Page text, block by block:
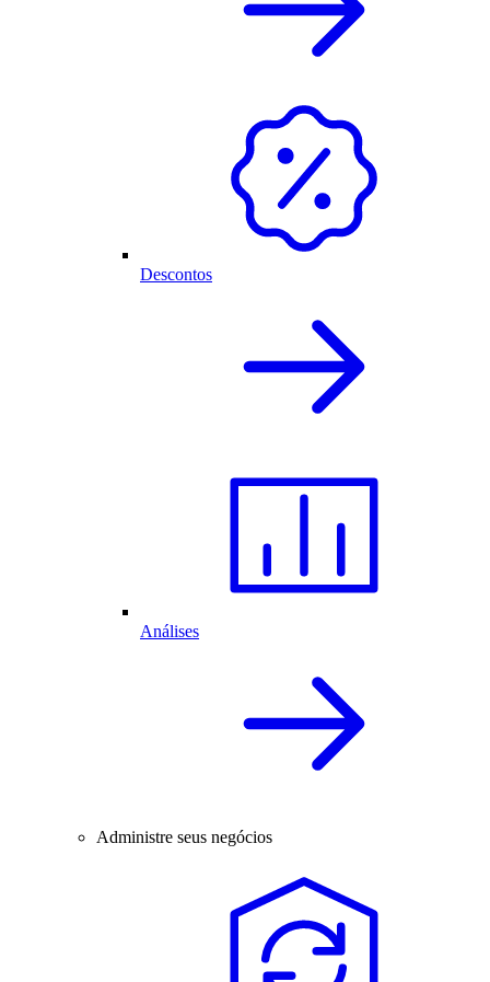
Descontos
Análises
Administre seus negócios